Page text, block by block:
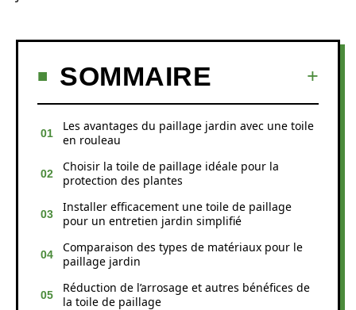
SOMMAIRE
Les avantages du paillage jardin avec une toile
en rouleau
Choisir la toile de paillage idéale pour la
protection des plantes
Installer efficacement une toile de paillage
pour un entretien jardin simplifié
Comparaison des types de matériaux pour le
paillage jardin
Réduction de l’arrosage et autres bénéfices de
la toile de paillage